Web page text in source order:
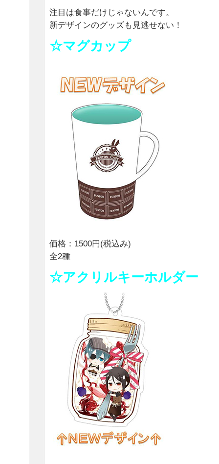
注目は食事だけじゃないんです。
新デザインのグッズも見逃せない！
☆マグカップ
価格：1500円(税込み)
全2種
☆アクリルキーホルダー